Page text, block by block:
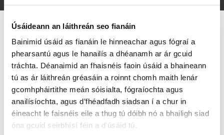
Úsáideann an láithreán seo fianáin
Bainimid úsáid as fianáin le hinneachar agus fógraí a
phearsantú agus le hanailís a dhéanamh ar ár gcuid
tráchta. Déanaimid an fhaisnéis faoin úsáid a bhaineann
tú as ár láithreán gréasáin a roinnt chomh maith lenár
gcomhpháirtithe meán sóisialta, fógraíochta agus
anailísíochta, agus d’fhéadfadh siadsan í a chur in
éineacht le faisnéis eile a thug tú dóibh nó a bhailigh siad
óna gcuid seirbhísí féin a d'úsáid tú.
Máire Ní Thaidhg Eoin
Agus éirigh in do shuí suas, a bhuachaillín óg,
Agus tabhair leat an pónaí is fearr leat ó thús,
Ach téirigh ‘un an chóra agus aithris do bhrón,
‘Gus tabhair leat abhaile, sí Máire Ní Taidhg Óig.
Is a Mháire, is tú a deirim, is tú grá geal mo chroí,
Is tú an phlandóg is deise ‘gus áille fán saol,